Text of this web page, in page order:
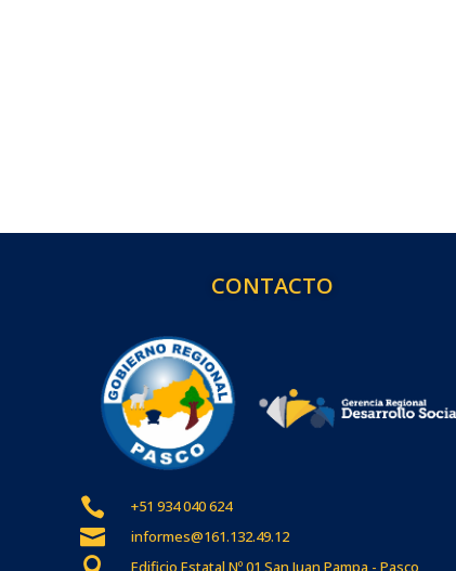
CONTACTO
 +51 934 040 624
 informes@161.132.49.12
Edificio Estatal Nº 01 San Juan Pampa - Pasco